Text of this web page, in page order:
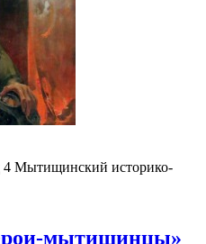
4 Мытищинский историко-
мытищинцы»